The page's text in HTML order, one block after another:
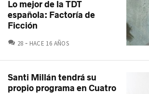
Lo mejor de la TDT
española: Factoría de
Ficción
28 COMENTARIOS
HACE 16 AÑOS
Santi Millán tendrá su
propio programa en Cuatro